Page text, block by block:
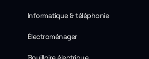
Informatique & téléphonie
Électroménager